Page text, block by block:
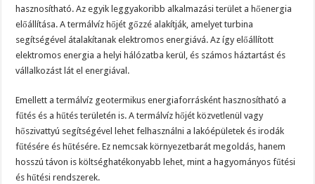
hasznosítható. Az egyik leggyakoribb alkalmazási terület a hőenergia
előállítása. A termálvíz hőjét gőzzé alakítják, amelyet turbina
segítségével átalakítanak elektromos energiává. Az így előállított
elektromos energia a helyi hálózatba kerül, és számos háztartást és
vállalkozást lát el energiával.
Emellett a termálvíz geotermikus energiaforrásként hasznosítható a
fűtés és a hűtés területén is. A termálvíz hőjét közvetlenül vagy
hőszivattyú segítségével lehet felhasználni a lakóépületek és irodák
fűtésére és hűtésére. Ez nemcsak környezetbarát megoldás, hanem
hosszú távon is költséghatékonyabb lehet, mint a hagyományos fűtési
és hűtési rendszerek.